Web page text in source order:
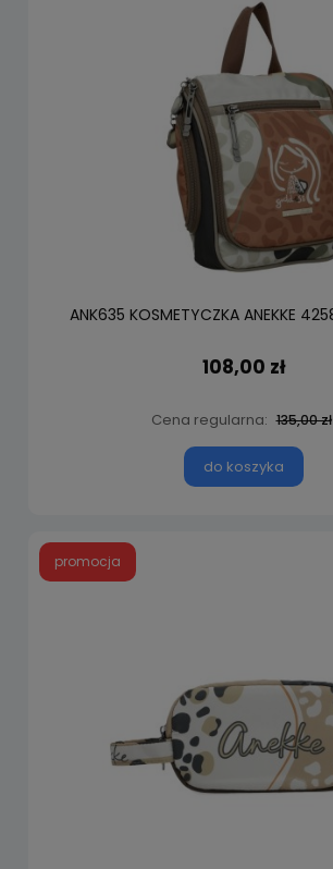
ANK635 KOSMETYCZKA ANEKKE
108,00 zł
Cena regularna: 135,00 zł
do koszyka
promocja